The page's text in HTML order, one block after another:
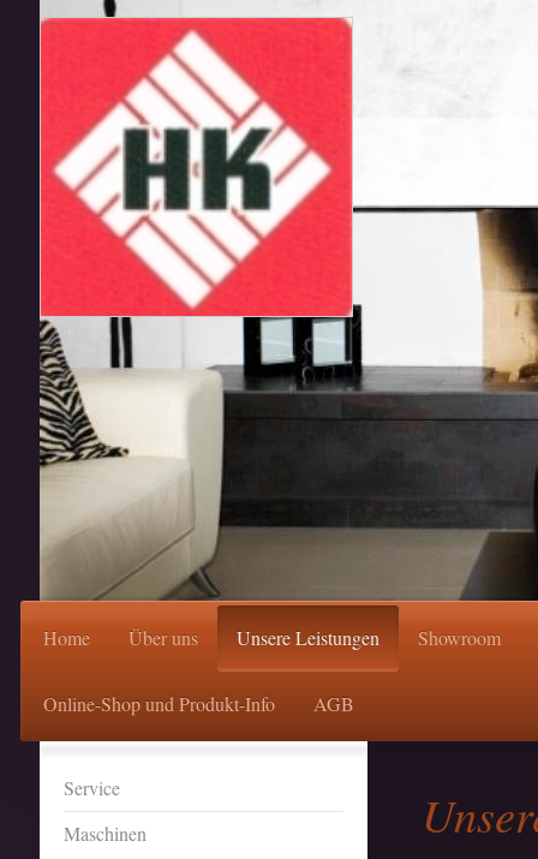
Home Über uns Unsere Leistungen Showroom
Online-Shop und Produkt-Info AGB
Service
Maschinen